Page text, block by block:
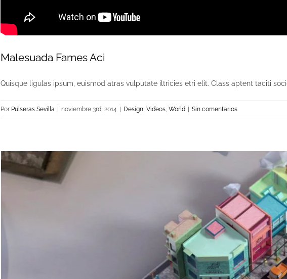
Malesuada Fames Aci
Quisque ligulas ipsum, euismod atras vulputate iltricies etri elit. Class aptent taciti
Por Pulseras Sevilla noviembre 3rd, 2014 Design, Videos, World Sin comentarios